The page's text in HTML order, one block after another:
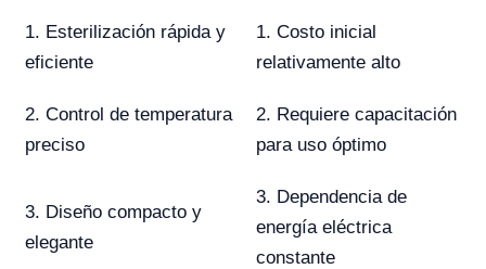
1. Esterilización rápida y
eficiente
1. Costo inicial
relativamente alto
2. Control de temperatura
preciso
2. Requiere capacitación
para uso óptimo
3. Diseño compacto y
elegante
3. Dependencia de
energía eléctrica
constante